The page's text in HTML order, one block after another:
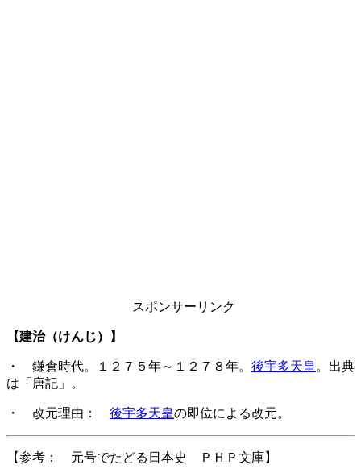
スポンサーリンク
【建治（けんじ）】
・ 鎌倉時代。１２７５年～１２７８年。 後宇多天皇 。出典
は「唐記」。
・ 改元理由： 後宇多天皇の即位による改元。
【参考： 元号でたどる日本史 ＰＨＰ文庫】